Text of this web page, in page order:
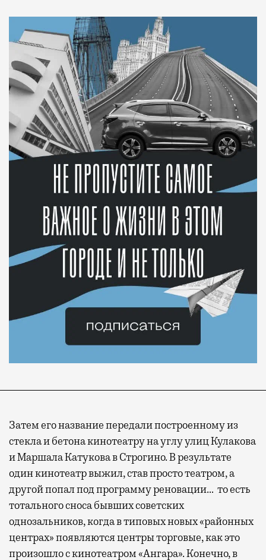
Затем его название передали построенному из
стекла и бетона кинотеатру на углу улиц Кулакова
и Маршала Катукова в Строгино. В результате
один кинотеатр выжил, став просто театром, а
другой попал под программу реновации… то есть
тотального сноса бывших советских
однозальников, когда в типовых новых «районных
центрах» появляются центры торговые, как это
произошло с кинотеатром «Ангара». Конечно, в